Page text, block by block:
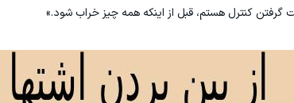
کنترل هستم، قبل از اینکه همه چیز خراب شود.»